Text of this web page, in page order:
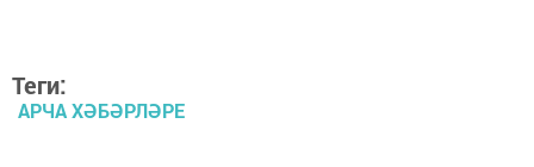
Теги:
АРЧА ХӘБӘРЛӘРЕ